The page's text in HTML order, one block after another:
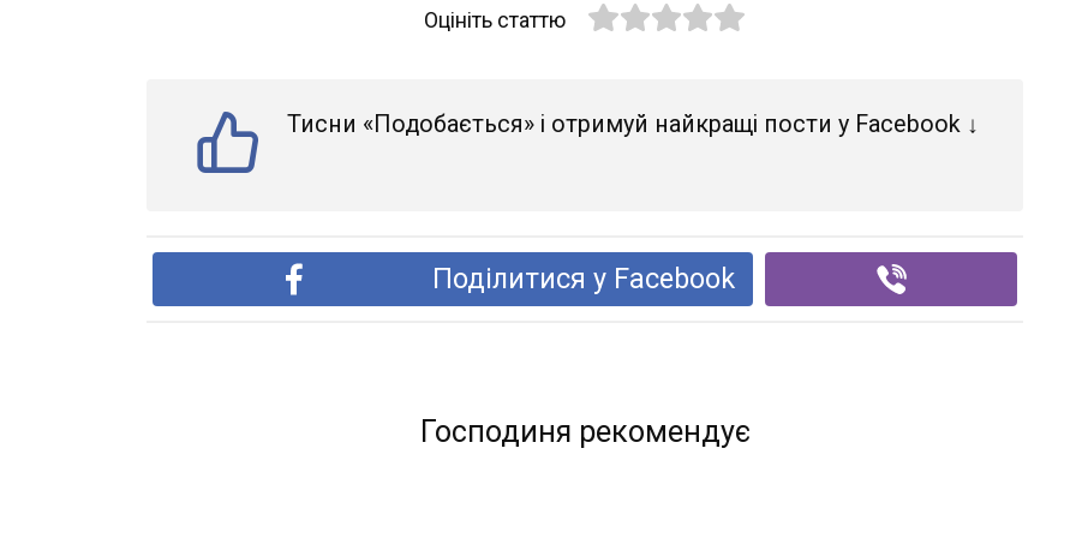
Оцініть статтю
Тисни «Подобається» і отримуй найкращі пости у Facebook ↓
Поділитися у Facebook
Господиня рекомендує